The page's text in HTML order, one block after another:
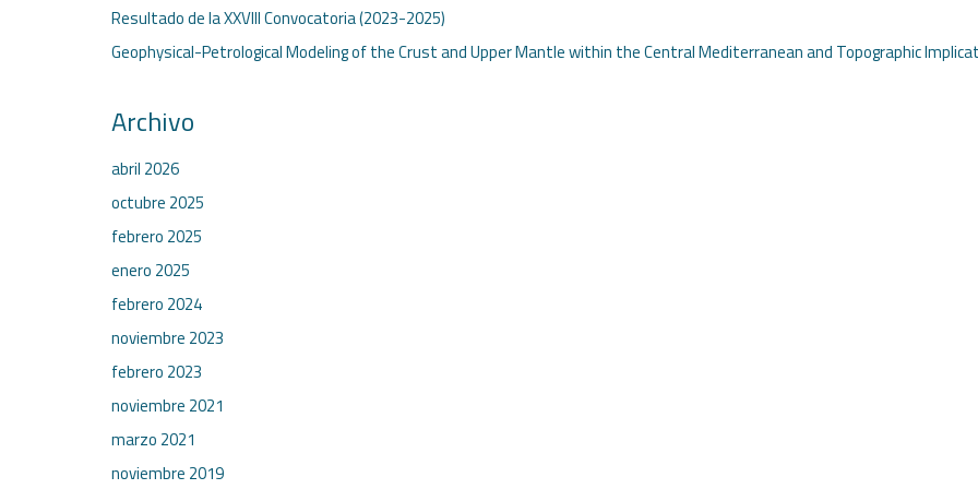
Resultado de la XXVIII Convocatoria (2023-2025)
Geophysical-Petrological Modeling of the Crust and Upper Mantle within the Central Mediterranean and Topographic
Archivo
abril 2026
octubre 2025
febrero 2025
enero 2025
febrero 2024
noviembre 2023
febrero 2023
noviembre 2021
marzo 2021
noviembre 2019